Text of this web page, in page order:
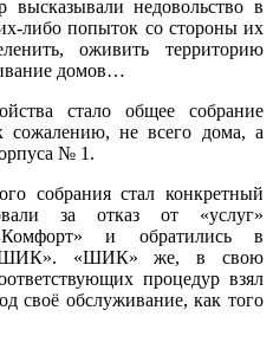
недовольство в
либо попыток со стороны их
оживить территорию
домов…
стало общее собрание
не всего дома, а
№ 1.
собрания стал конкретный
за отказ от «услуг»
и обратились в
«ШИК» же, в свою
процедур взял
своё обслуживание, как того